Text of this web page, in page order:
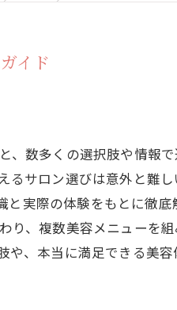
イド
数多くの選択肢や情報
サロン選びは意外と難
実際の体験をもとに徹
、複数美容メニューを
、本当に満足できる美